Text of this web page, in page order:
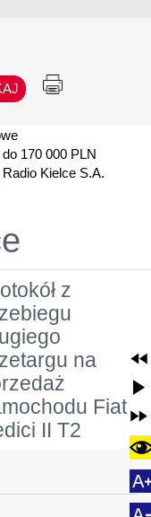
170 000 PLN
Radio Kielce S.A.
z
na
Fiat
II T2